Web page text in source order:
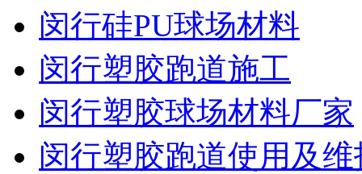
闵行硅PU球场材料
闵行塑胶跑道施工
闵行塑胶球场材料厂家
闵行塑胶跑道使用及维